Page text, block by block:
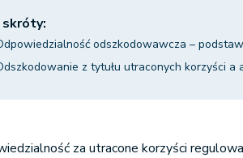
skróty:
odszkodowawcza –
z tytułu utraconych korzyści
za utracone korzyści